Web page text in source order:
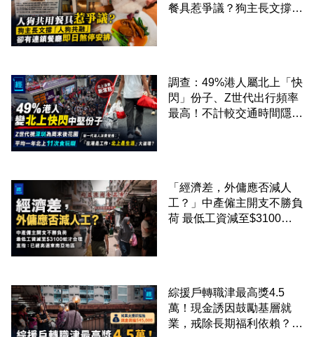
餐具惹爭議？狗主長文撐
調查：49%港人屬北上「快
閃」份子、Z世代出行頻率
最高！不計較交通時間隱形
「經濟差，外傭應否減人
工？」中產僱主開支不勝負
荷 最低工資減至$3100蚊
綜援戶轉職津最高獎4.5
萬！現金誘因鼓勵基層就
業，戒除長期福利依賴？鄧